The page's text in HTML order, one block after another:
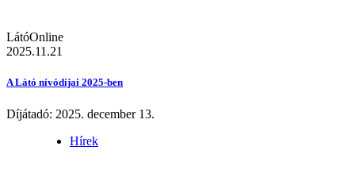
LátóOnline
2025.11.21
A Látó nívódíjai 2025-ben
Díjátadó: 2025. december 13.
Hírek